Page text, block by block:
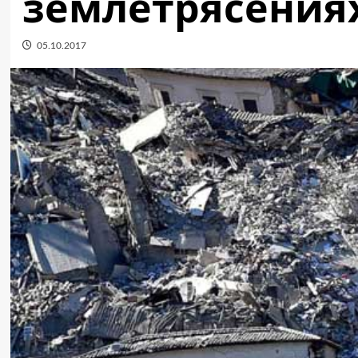
05.10.2017